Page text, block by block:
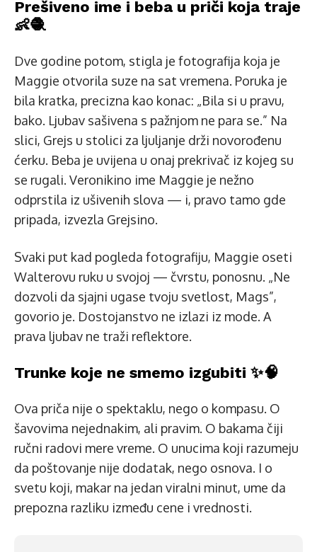
Prešiveno ime i beba u priči koja traje
👶🧶
Dve godine potom, stigla je fotografija koja je
Maggie otvorila suze na sat vremena. Poruka je
bila kratka, precizna kao konac: „Bila si u pravu,
bako. Ljubav sašivena s pažnjom ne para se.” Na
slici, Grejs u stolici za ljuljanje drži novorođenu
ćerku. Beba je uvijena u onaj prekrivač iz kojeg su
se rugali. Veronikino ime Maggie je nežno
odprstila iz ušivenih slova — i, pravo tamo gde
pripada, izvezla Grejsino.
Svaki put kad pogleda fotografiju, Maggie oseti
Walterovu ruku u svojoj — čvrstu, ponosnu. „Ne
dozvoli da sjajni ugase tvoju svetlost, Mags”,
govorio je. Dostojanstvo ne izlazi iz mode. A
prava ljubav ne traži reflektore.
Trunke koje ne smemo izgubiti ✨🧠
Ova priča nije o spektaklu, nego o kompasu. O
šavovima nejednakim, ali pravim. O bakama čiji
ručni radovi mere vreme. O unucima koji razumeju
da poštovanje nije dodatak, nego osnova. I o
svetu koji, makar na jedan viralni minut, ume da
prepozna razliku između cene i vrednosti.